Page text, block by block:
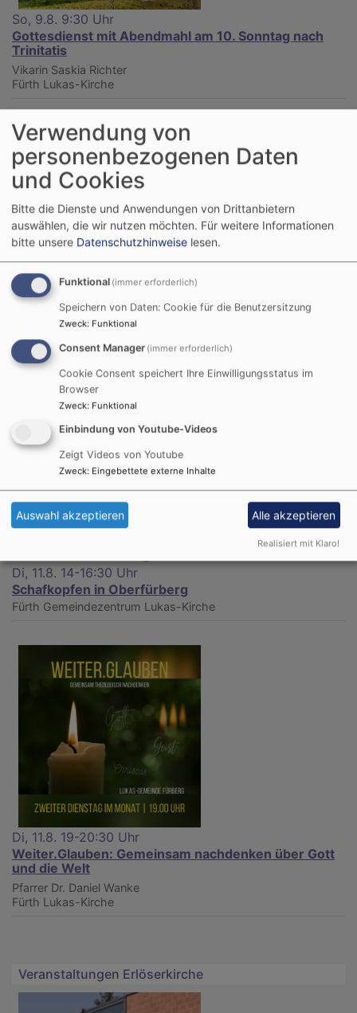
So, 9.8. 9:30 Uhr
Gottesdienst mit Abendmahl am 10. Sonntag nach
Trinitatis
Vikarin Saskia Richter
Fürth Lukas-Kirche
So, 9.8. 19-21 Uhr
Fürberger Movie-Night
Pfarrer Dr. Daniel Wanke
Fürth Lukas-Kirche
Di, 11.8. 14-16:30 Uhr
Schafkopfen in Oberfürberg
Fürth Gemeindezentrum Lukas-Kirche
Di, 11.8. 19-20:30 Uhr
Weiter.Glauben: Gemeinsam nachdenken über Gott
und die Welt
Pfarrer Dr. Daniel Wanke
Fürth Lukas-Kirche
Veranstaltungen Erlöserkirche
Verwendung von
personenbezogenen Daten
und Cookies
Bitte die Dienste und Anwendungen von Drittanbietern
auswählen, die wir nutzen möchten. Für weitere Informationen
bitte unsere Datenschutzhinweise lesen.
Funktional (immer erforderlich)
Speichern von Daten: Cookie für die Benutzersitzung
Zweck: Funktional
Consent Manager (immer erforderlich)
Cookie Consent speichert Ihre Einwilligungsstatus im
Browser
Zweck: Funktional
Einbindung von Youtube-Videos
Zeigt Videos von Youtube
Zweck: Eingebettete externe Inhalte
Auswahl akzeptieren Alle akzeptieren
Realisiert mit Klaro!